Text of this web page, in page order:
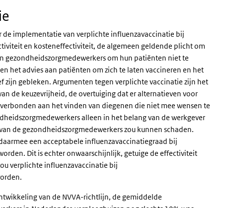
implementatie van verplichte influenzavaccinatie bij
en kosteneffectiviteit, de algemeen geldende plicht om
gezondheidszorgmedewerkers om hun patiënten niet te
het advies aan patiënten om zich te laten vaccineren en het
gebleken. Argumenten tegen verplichte vaccinatie zijn het
de keuzevrijheid, de overtuiging dat er alternatieven voor
aan het vinden van diegenen die niet mee wensen te
alleen in het belang van de werkgever
de gezondheidszorgmedewerkers zou kunnen schaden.
een acceptabele influenzavaccinatiegraad bij
Dit is echter onwaarschijnlijk, getuige de effectiviteit
verplichte influenzavaccinatie bij
van de NVVA-richtlijn, de gemiddelde